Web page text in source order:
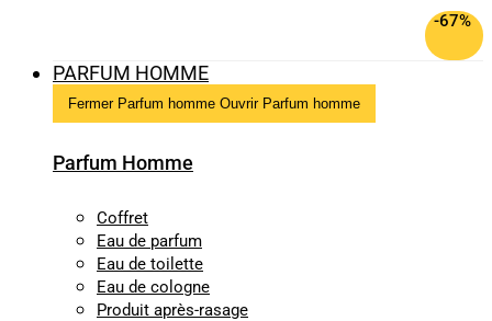
-67%
PARFUM HOMME
Fermer Parfum homme Ouvrir Parfum homme
Parfum Homme
Coffret
Eau de parfum
Eau de toilette
Eau de cologne
Produit après-rasage